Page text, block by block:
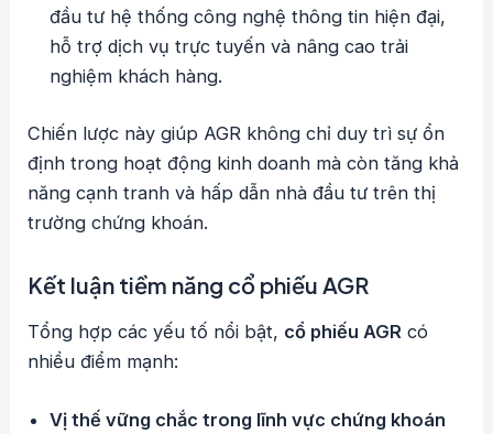
đầu tư hệ thống công nghệ thông tin hiện đại,
hỗ trợ dịch vụ trực tuyến và nâng cao trải
nghiệm khách hàng.
Chiến lược này giúp AGR không chỉ duy trì sự ổn
định trong hoạt động kinh doanh mà còn tăng khả
năng cạnh tranh và hấp dẫn nhà đầu tư trên thị
trường chứng khoán.
Kết luận tiềm năng cổ phiếu AGR
Tổng hợp các yếu tố nổi bật, cổ phiếu AGR có
nhiều điểm mạnh:
Vị thế vững chắc trong lĩnh vực chứng khoán